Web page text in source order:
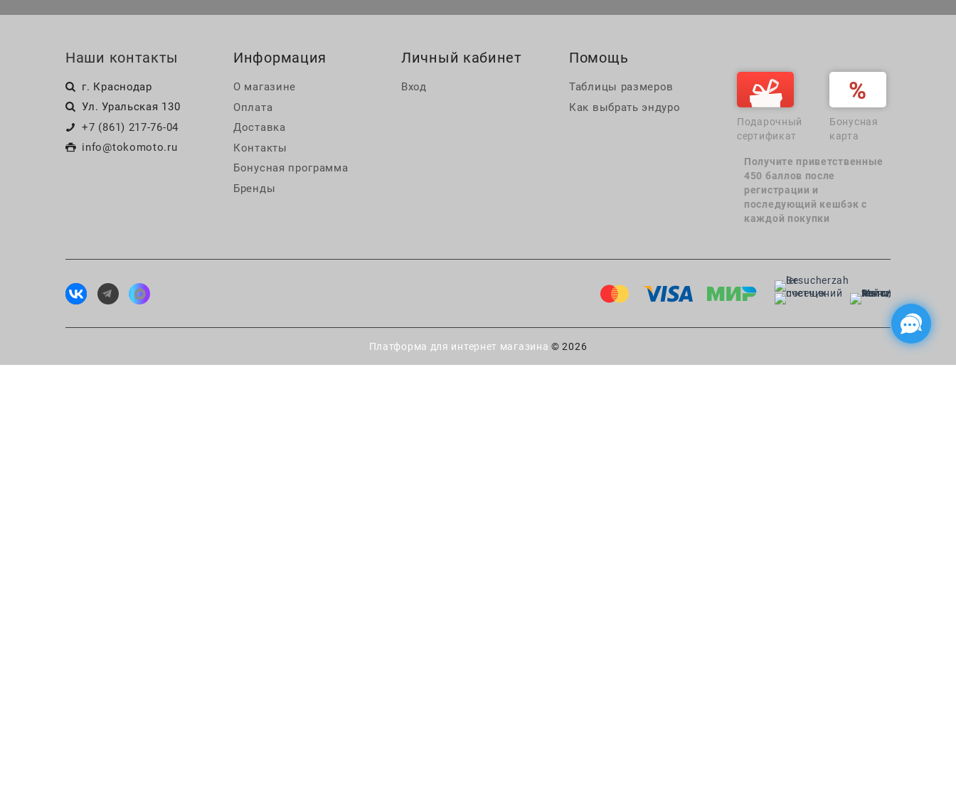
Наши контакты
г. Краснодар
Ул. Уральская 130
+7 (861) 217-76-04
info@tokomoto.ru
Информация
О магазине
Оплата
Доставка
Контакты
Бонусная программа
Бренды
Личный кабинет
Вход
Помощь
Таблицы размеров
Как выбрать эндуро
Подарочный
сертификат
Бонусная
карта
Получите приветственные
450 баллов после
регистрации и
последующий кешбэк с
каждой покупки
Платформа для интернет магазина © 2026